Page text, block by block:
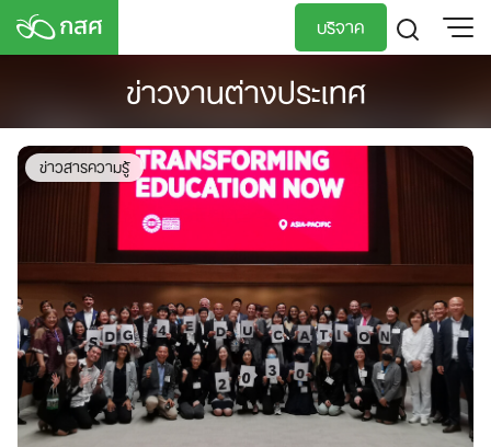
Skip
บริจาค
ข่าวงานต่างประเทศ
ข่าวสารความรู้